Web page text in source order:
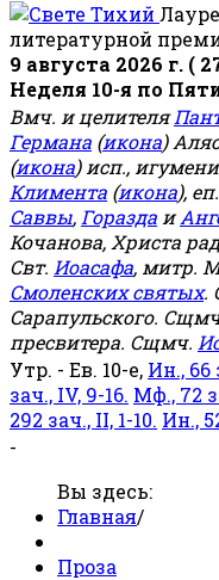
литературной
9 августа 2026 г. (
Неделя 10-я по
Вмч. и целителя
Германа (икона)
(икона) исп.,
Климента (икона),
Саввы, Горазда и
Кочанова, Христа
Свт. Иоасафа, митр.
Смоленских святых.
Сарапульского.
пресвитера. Сщмч.
Утр. - Ев. 10-е, Ин., 66
зач., IV, 9-16. Мф., 72
292 зач., II, 1-10. Ин.,
-
Вы здесь:
Главная/
Проза